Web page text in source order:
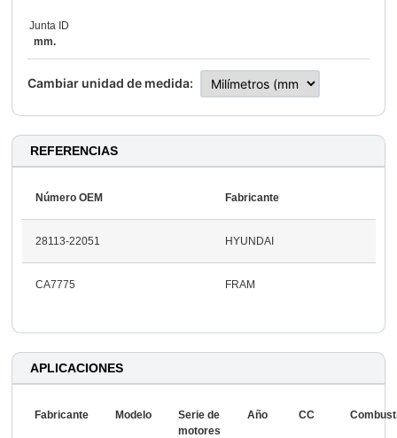
Junta ID
mm.
Cambiar unidad de medida:
REFERENCIAS
Número OEM Fabricante
28113-22051 HYUNDAI
CA7775 FRAM
APLICACIONES
Fabricante Modelo
Serie de
motores
Año CC